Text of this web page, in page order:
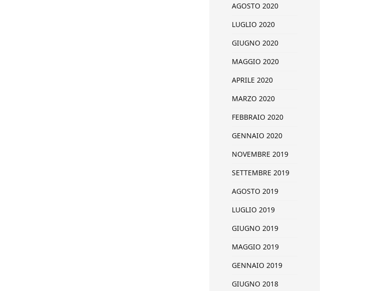
AGOSTO 2020
LUGLIO 2020
GIUGNO 2020
MAGGIO 2020
APRILE 2020
MARZO 2020
FEBBRAIO 2020
GENNAIO 2020
NOVEMBRE 2019
SETTEMBRE 2019
AGOSTO 2019
LUGLIO 2019
GIUGNO 2019
MAGGIO 2019
GENNAIO 2019
GIUGNO 2018